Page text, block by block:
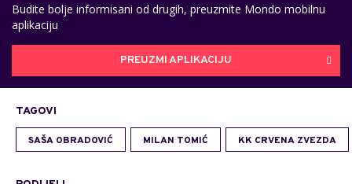
Budite bolje informisani od drugih, preuzmite Mondo mobilnu
aplikaciju
PREUZMI APLIKACIJU
TAGOVI
SAŠA OBRADOVIĆ MILAN TOMIĆ KK CRVENA ZVEZDA